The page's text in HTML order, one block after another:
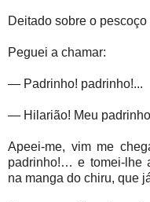
Deitado sobre o
Peguei a chamar:
— Padrinho! padrinho!...
— Hilarião! Meu
Apeei-me, vim me
padrinho!… e tomei-lhe
na manga do chiru, que